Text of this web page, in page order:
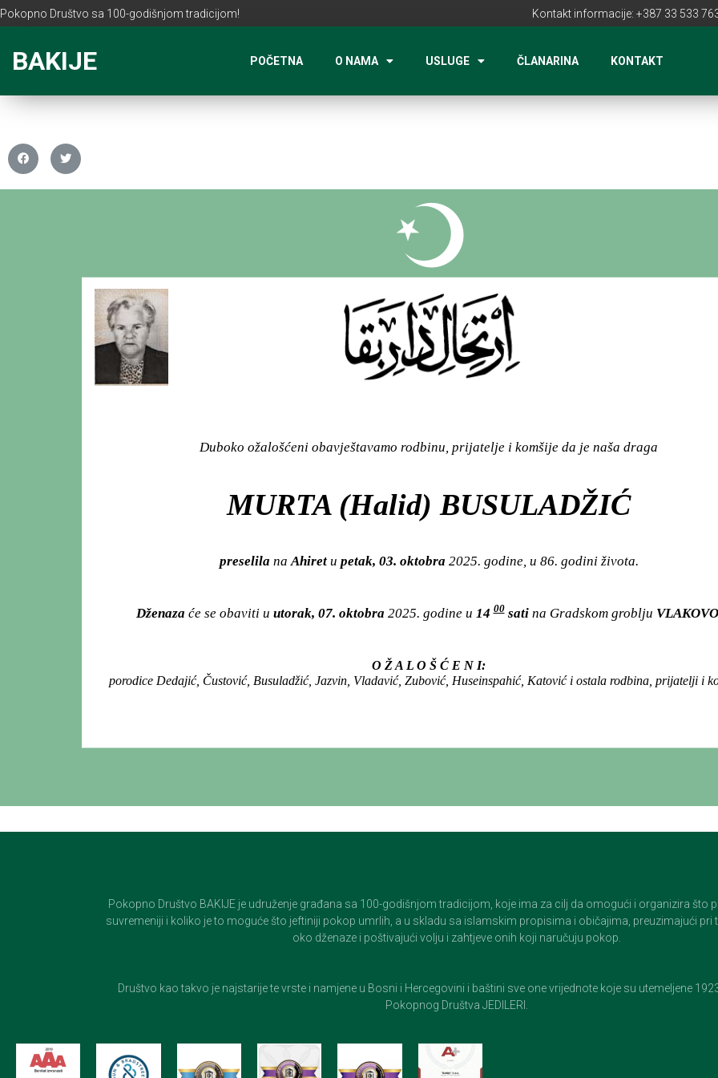
Pokopno Društvo sa 100-godišnjom tradicijom! Kontakt informacije: +387 33 533
BAKIJE POČETNA O NAMA USLUGE ČLANARINA KONTAKT
Duboko ožalošćeni obavještavamo rodbinu, prijatelje i komšije da je naša draga
MURTA (Halid) BUSULADŽIĆ
preselila naAhiret u petak, 03. oktobra 2025. godine, u 86. godini života.
Dženaza će se obaviti u utorak, 07. oktobra 2025. godine u 1400satina Gradskom groblju VLAKOVO
O Ž A L O Š Ć E N I:
porodice Dedajić, Čustović, Busuladžić, Jazvin, Vladavić, Zubović, Huseinspahić, Katović i ostala rodbina, prijatelji i
Pokopno Društvo BAKIJE je udruženje građana sa 100-godišnjom tradicijom, koje ima za cilj da omogući i organizira što
suvremeniji i koliko je to moguće što jeftiniji pokop umrlih, a u skladu sa islamskim propisima i običajima, preuzimajući pri
oko dženaze i poštivajući volju i zahtjeve onih koji naručuju pokop.
Društvo kao takvo je najstarije te vrste i namjene u Bosni i Hercegovini i baštini sve one vrijednote koje su utemeljene
Pokopnog Društva JEDILERI.